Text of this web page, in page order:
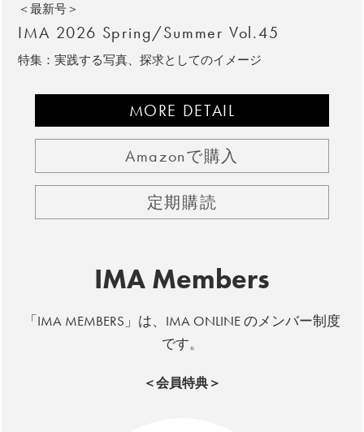
＜最新号＞
IMA 2026 Spring/Summer Vol.45
特集：実践する写真、探求としてのイメージ
MORE DETAIL
Amazonで購入
定期購読
IMA Members
「IMA MEMBERS」は、IMA ONLINE のメンバー制度
です。
＜会員特典＞